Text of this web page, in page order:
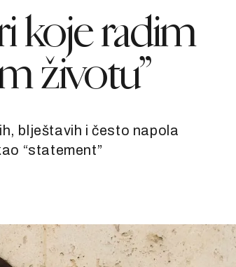
koje radim
životu”
blještavih i često napola
“statement”